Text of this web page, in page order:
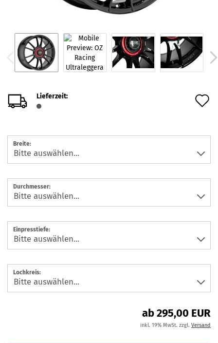
Lieferzeit:
Breite:
Durchmesser:
Einpresstiefe:
Lochkreis:
ab 295,00 EUR
inkl. 19% MwSt. zzgl. Versand